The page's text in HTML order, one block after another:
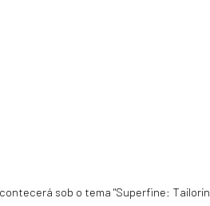
sob o tema "Superfine: